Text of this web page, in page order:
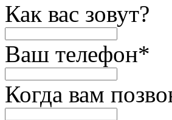
Как вас зовут?
Ваш телефон*
Когда вам